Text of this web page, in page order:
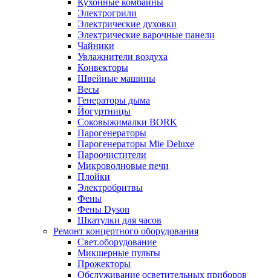
Кухонные комбайны
Электрогрили
Электрические духовки
Электрические варочные панели
Чайники
Увлажнители воздуха
Конвекторы
Швейные машины
Весы
Генераторы дыма
Йогуртницы
Соковыжималки BORK
Парогенераторы
Парогенераторы Mie Deluxe
Пароочистители
Микроволновые печи
Плойки
Электробритвы
Фены
Фены Dyson
Шкатулки для часов
Ремонт концертного оборудования
Свет.оборудование
Микшерные пульты
Прожекторы
Обслуживание осветительных приборов